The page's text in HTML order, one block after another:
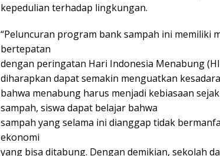
kepedulian terhadap lingkungan.
“Peluncuran program bank sampah ini memiliki
bertepatan
dengan peringatan Hari Indonesia Menabung
diharapkan dapat semakin menguatkan
bahwa menabung harus menjadi kebiasaan
sampah, siswa dapat belajar bahwa
sampah yang selama ini dianggap tidak
ekonomi
yang bisa ditabung. Dengan demikian, sekolah